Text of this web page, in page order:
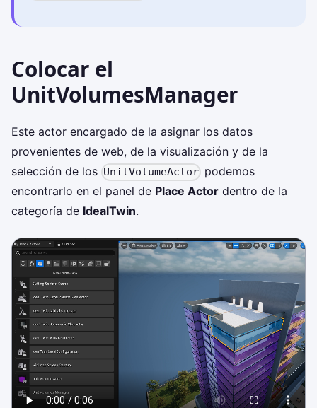
Colocar el
UnitVolumesManager
Este actor encargado de la asignar los datos
provenientes de web, de la visualización y de la
selección de los UnitVolumeActor podemos
encontrarlo en el panel de Place Actor dentro de la
categoría de IdealTwin.